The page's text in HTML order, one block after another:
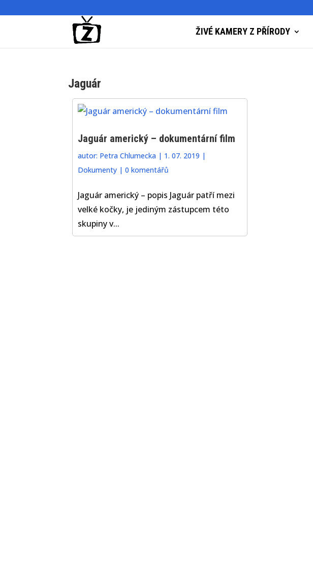
ŽIVÉ KAMERY Z PŘÍRODY
Jaguár
Jaguár americký – dokumentární film
autor: Petra Chlumecka| 1. 07. 2019 |
Dokumenty| 0 komentářů
Jaguár americký – popis Jaguár patří mezi
velké kočky, je jediným zástupcem této
skupiny v...